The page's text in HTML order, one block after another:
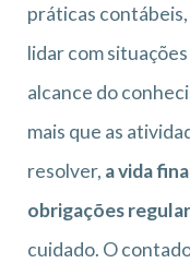
práticas
lidar com
alcance do
mais que as
resolver, a vida
obrigações
cuidado. O